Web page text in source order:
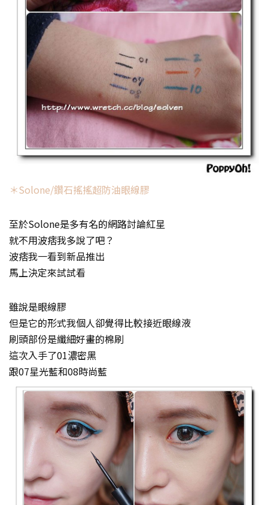
＊Solone/鑽石搖搖超防油眼線膠
至於Solone是多有名的網路討論紅星
就不用波痞我多說了吧？
波痞我一看到新品推出
馬上決定來試試看
雖說是眼線膠
但是它的形式我個人卻覺得比較接近眼線液
刷頭部份是纖細好畫的棉刷
這次入手了01濃密黑
跟07星光藍和08時尚藍